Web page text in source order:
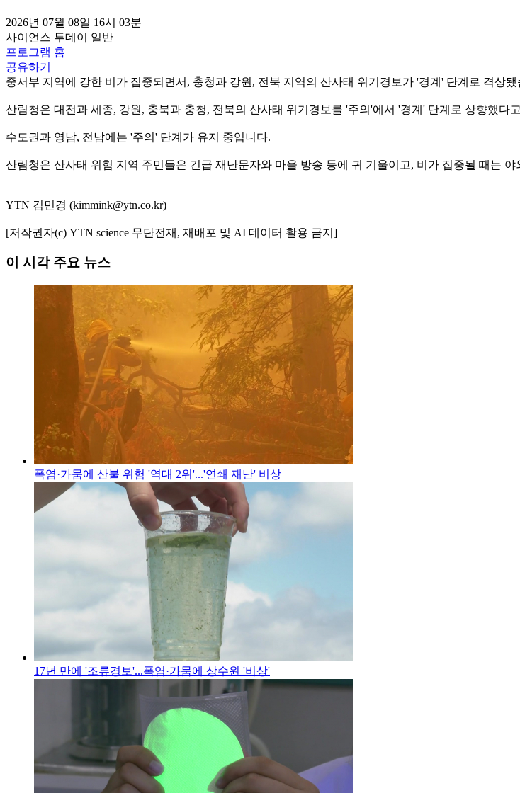
2026년 07월 08일 16시 03분
사이언스 투데이
일반
프로그램 홈
공유하기
중서부 지역에 강한 비가 집중되면서, 충청과 강원, 전북 지역의 산사태 위기경보가 '경계' 단계로 격상됐
산림청은 대전과 세종, 강원, 충북과 충청, 전북의 산사태 위기경보를 '주의'에서 '경계' 단계로 상향했다
수도권과 영남, 전남에는 '주의' 단계가 유지 중입니다.
산림청은 산사태 위험 지역 주민들은 긴급 재난문자와 마을 방송 등에 귀 기울이고, 비가 집중될 때는
YTN 김민경 (kimmink@ytn.co.kr)
[저작권자(c) YTN science 무단전재, 재배포 및 AI 데이터 활용 금지]
이 시각 주요 뉴스
폭염·가뭄에 산불 위험 '역대 2위'...'연쇄 재난' 비상
17년 만에 '조류경보'...폭염·가뭄에 상수원 '비상'